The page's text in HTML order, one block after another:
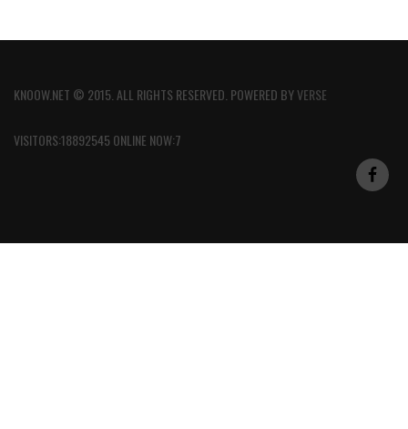
KNOOW.NET © 2015. ALL RIGHTS RESERVED. POWERED BYVERSE
VISITORS:18892545 ONLINE NOW:7